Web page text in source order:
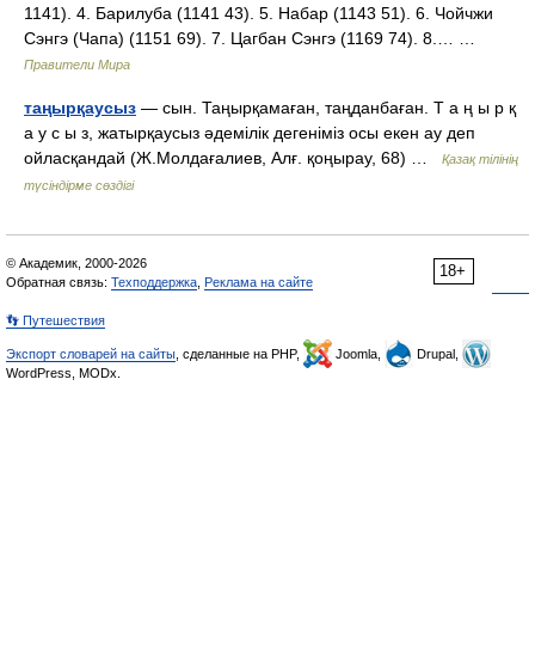
1141). 4. Барилуба (1141 43). 5. Набар (1143 51). 6. Чойчжи
Сэнгэ (Чапа) (1151 69). 7. Цагбан Сэнгэ (1169 74). 8.… …
Правители Мира
таңырқаусыз — сын. Таңырқамаған, таңданбаған. Т а ң ы р қ
а у с ы з, жатырқаусыз әдемілік дегеніміз осы екен ау деп
ойласқандай (Ж.Молдағалиев, Алғ. қоңырау, 68) …
Қазақ тілінің
түсіндірме сөздігі
18+
© Академик, 2000-2026
Обратная связь: Техподдержка Реклама на сайте
👣 Путешествия
Экспорт словарей на сайты , сделанные на PHP, Joomla,
Drupal,
WordPress, MODx.